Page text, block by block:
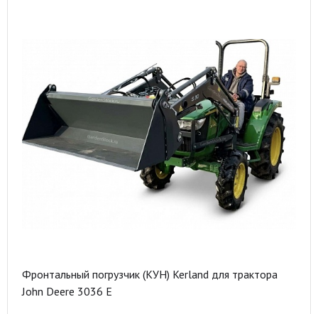
Фронтальный погрузчик (КУН) Kerland для трактора
John Deere 3036 E